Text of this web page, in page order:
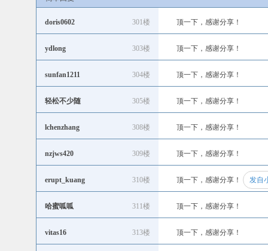
doris0602 301楼 顶一下，感谢分享！
ydlong 303楼 顶一下，感谢分享！
sunfan1211 304楼 顶一下，感谢分享！
轻松不少随 305楼 顶一下，感谢分享！
lchenzhang 308楼 顶一下，感谢分享！
nzjws420 309楼 顶一下，感谢分享！
erupt_kuang 310楼 顶一下，感谢分享！ 发自
哈蜜呱呱 311楼 顶一下，感谢分享！
vitas16 313楼 顶一下，感谢分享！